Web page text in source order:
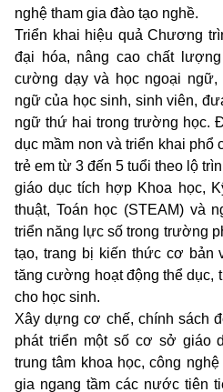
nghệ tham gia đào tạo nghề.
Triển khai hiệu quả Chương
đại hóa, nâng cao chất
cường dạy và học ngoại ngữ,
ngữ của học sinh, sinh viên,
ngữ thứ hai trong trường học.
dục mầm non và triển khai phổ
trẻ em từ 3 đến 5 tuổi theo lộ
giáo dục tích hợp Khoa học,
thuật, Toán học (STEAM) và
triển năng lực số trong trường
tạo, trang bị kiến thức cơ bản
tăng cường hoạt động thể dục,
cho học sinh.
Xây dựng cơ chế, chính sách
phát triển một số cơ sở giáo
trung tâm khoa học, công
gia ngang tầm các nước tiên